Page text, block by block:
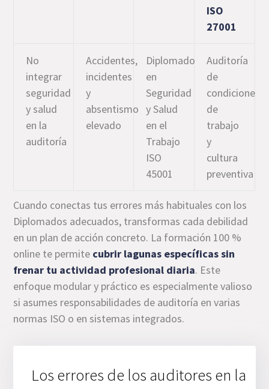
ISO
27001
No
integrar
seguridad
y salud
en la
auditoría
Accidentes,
incidentes
y
absentismo
elevado
Diplomado
en
Seguridad
y Salud
en el
Trabajo
ISO
45001
Auditoría
de
condiciones
de
trabajo
y
cultura
preventiva
Cuando conectas tus errores más habituales con los
Diplomados adecuados, transformas cada debilidad
en un plan de acción concreto. La formación 100 %
online te permite cubrir lagunas específicas sin
frenar tu actividad profesional diaria. Este
enfoque modular y práctico es especialmente valioso
si asumes responsabilidades de auditoría en varias
normas ISO o en sistemas integrados.
Los errores de los auditores en la